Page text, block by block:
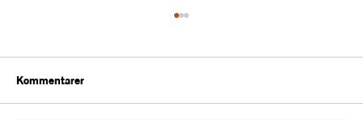
Kommentarer